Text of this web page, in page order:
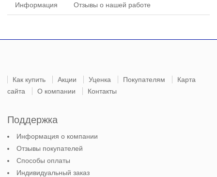
Информация Отзывы о нашей работе
Как купить Акции Уценка Покупателям
Карта
сайта
О компании Контакты
Поддержка
Информация о компании
Отзывы покупателей
Способы оплаты
Индивидуальный заказ